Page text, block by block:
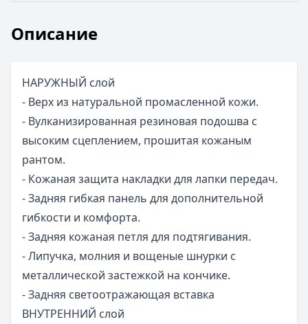
Описание
НАРУЖНЫЙ слой
- Верх из натуральной промасленной кожи.
- Вулканизированная резиновая подошва с
высоким сцеплением, прошитая кожаным
рантом.
- Кожаная защита накладки для лапки передач.
- Задняя гибкая панель для дополнительной
гибкости и комфорта.
- Задняя кожаная петля для подтягивания.
- Липучка, молния и вощеные шнурки с
металлической застежкой на кончике.
- Задняя светоотражающая вставка
ВНУТРЕННИЙ слой